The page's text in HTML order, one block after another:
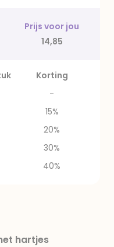
Prijs voor jou
14,85
Korting
-
15%
20%
30%
40%
hartjes